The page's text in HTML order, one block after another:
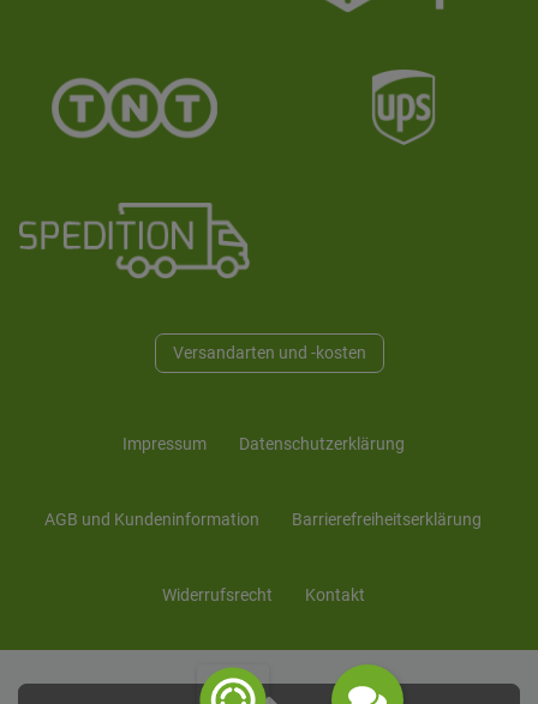
Versandarten und -kosten
Impressum Daten­schutz­erklärung
AGB und Kunden­information Barrierefreiheitserklärung
Widerrufs­recht Kontakt